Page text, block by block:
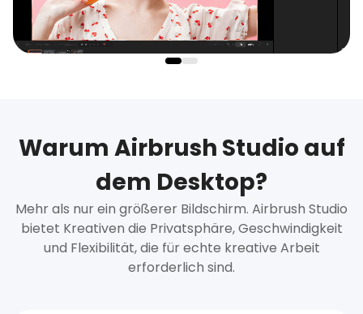
Warum Airbrush Studio auf
dem Desktop?
Mehr als nur ein größerer Bildschirm. Airbrush Studio
bietet Kreativen die Privatsphäre, Geschwindigkeit
und Flexibilität, die für echte kreative Arbeit
erforderlich sind.